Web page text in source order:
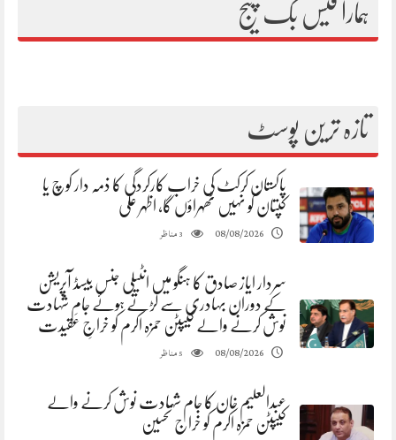
ہمارا فیس بک پیج
تازہ ترین پوسٹ
پاکستان کرکٹ کی خراب کارکردگی کا ذمہ دار کوچ یا
کپتان کو نہیں ٹھہراؤں گا، اظہر علی
08/08/2026
3مناظر
سردار ایاز صادق کا ہنگو میں انٹیلی جنس بیسڈ آپریشن
کے دوران بہادری سے لڑتے ہوئے جامِ شہادت
نوش کرنے والے کیپٹن حمزہ اکرم کو خراجِ عقیدت
08/08/2026
5مناظر
عبدالعلیم خان کا جام شہادت نوش کرنے والے
کیپٹن حمزہ اکرم کو خراج تحسین